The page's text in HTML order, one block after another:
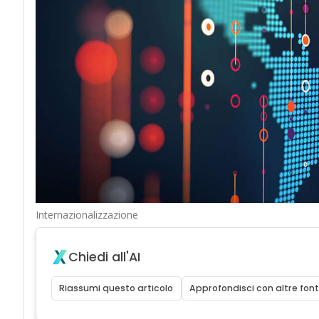
Internazionalizzazione
Chiedi all'AI
Riassumi questo articolo Approfondisci con altre